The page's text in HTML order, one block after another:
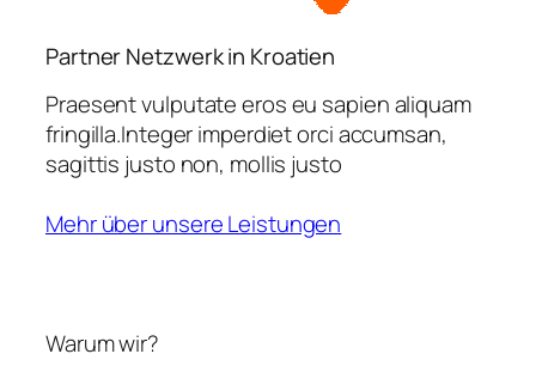
Partner Netzwerk in Kroatien
Praesent vulputate eros eu sapien aliquam
fringilla.Integer imperdiet orci accumsan,
sagittis justo non, mollis justo
Mehr über unsere Leistungen
Warum wir?